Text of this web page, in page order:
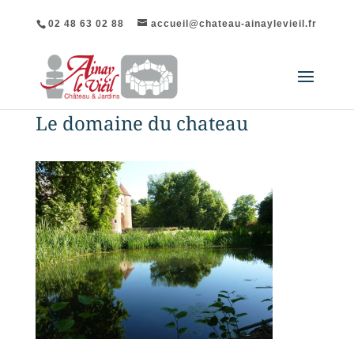
02 48 63 02 88 accueil@chateau-ainaylevieil.fr
Le domaine du chateau